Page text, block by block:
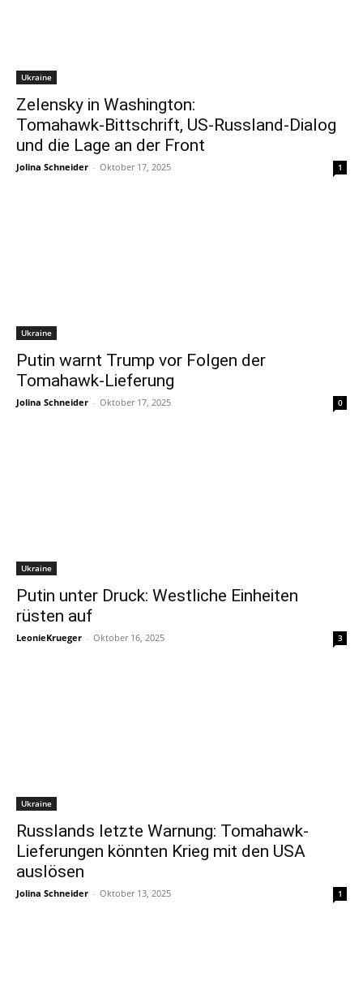
Ukraine
Zelensky in Washington:
Tomahawk‑Bittschrift, US‑Russland‑Dialog
und die Lage an der Front
Jolina Schneider - Oktober 17, 2025 1
Ukraine
Putin warnt Trump vor Folgen der
Tomahawk-Lieferung
Jolina Schneider - Oktober 17, 2025 0
Ukraine
Putin unter Druck: Westliche Einheiten
rüsten auf
LeonieKrueger - Oktober 16, 2025 3
Ukraine
Russlands letzte Warnung: Tomahawk-
Lieferungen könnten Krieg mit den USA
auslösen
Jolina Schneider - Oktober 13, 2025 1